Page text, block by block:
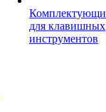
для клавишных
инструментов